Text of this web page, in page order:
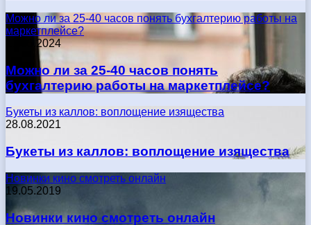
Можно ли за 25-40 часов понять бухгалтерию работы на
маркетплейсе?
17.05.2024
Можно ли за 25-40 часов понять
бухгалтерию работы на маркетплейсе?
Букеты из каллов: воплощение изящества
28.08.2021
Букеты из каллов: воплощение изящества
Новинки кино смотреть онлайн
19.05.2019
Новинки кино смотреть онлайн